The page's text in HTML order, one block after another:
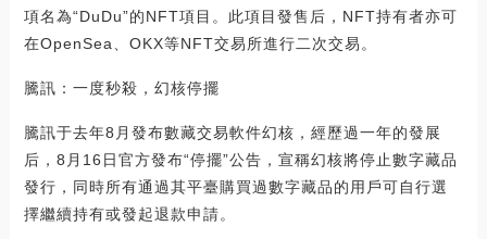
項名為“DuDu”的NFT項目。此項目發售后，NFT持有者亦可
在OpenSea、OKX等NFT交易所進行二次交易。
騰訊：一度秒殺，幻核停擺
騰訊于去年8月發布數藏交易軟件幻核，經歷過一年的發展
后，8月16日官方發布“停擺”公告，宣稱幻核將停止數字藏品
發行，同時所有通過其平臺購買過數字藏品的用戶可自行選
擇繼續持有或發起退款申請。